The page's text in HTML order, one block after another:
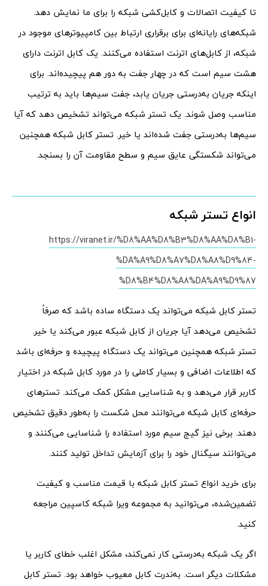
تا کیفیت اتصالات و کابل‌کشی شبکه را برای ما نمایش دهد.
شبکه‌های رایانه‌ای برای برقراری ارتباط بین کامپیوترهای موجود در
شبکه، از کابل‌های اترنت استفاده می‌کنند. یک کابل اترنت دارای
هشت سیم است که در چهار جفت به دور هم پیچیده‌اند. برای
اینکه جریان به‌درستی جریان یابد، جفت سیم‌ها باید به ترتیب
مناسب وصل شوند. یک تستر شبکه می‌تواند تشخیص دهد که آیا
سیم‌ها به‌درستی جفت شده‌اند یا خیر. تستر کابل شبکه همچنین
می‌تواند شکستگی عایق سیم و سطح مقاومت آن را بسنجد.
انواع تستر شبکه
https://viranet.ir/%D8%AA%D8%B3%D8%AA%D8%B1-
%DA%A9%D8%A7%D8%A8%D9%84-
%D8%B4%D8%A8%DA%A9%D9%87
تستر کابل شبکه می‌تواند یک دستگاه ساده باشد که صرفاً
تشخیص می‌دهد آیا جریان از کابل شبکه عبور می‌کند یا خیر.
تستر شبکه همچنین می‌تواند یک دستگاه پیچیده و حرفه‌ای باشد
که اطلاعات اضافی و بسیار کاملی را در مورد کابل شبکه در اختیار
کاربر قرار می‌دهد و به شناسایی مشکل کمک می‌کند. تستر‌های
حرفه‌ای کابل شبکه می‌توانند محل شکست را به‌طور دقیق تشخیص
دهند. برخی نیز گیج سیم مورد استفاده را شناسایی می‌کنند و
می‌توانند سیگنال خود را برای آزمایش تداخل تولید کنند.
برای خرید انواع تستر کابل شبکه با قیمت مناسب و کیفیت
تضمین‌شده، می‌توانید به مجموعه ویرا شبکه کاسپین مراجعه
کنید.
اگر یک شبکه به‌درستی کار نمی‌کند، مشکل اغلب خطای کاربر یا
مشکلات دیگر است. به‌ندرت کابل معیوب خواهد بود. تستر کابل